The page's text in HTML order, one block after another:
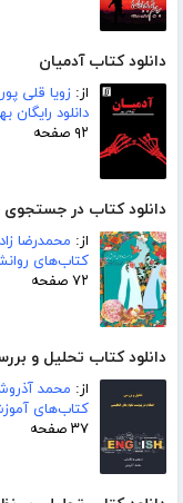
دانلود کتاب آدمیان
از: زویا قلی پور
دانلود
۹۲ صفحه
دانلود کتاب در
از: محمدرضا
کتاب‌های
۷۲ صفحه
دانلود کتاب تحلیل و
از: محمد
کتاب‌های
۳۷ صفحه